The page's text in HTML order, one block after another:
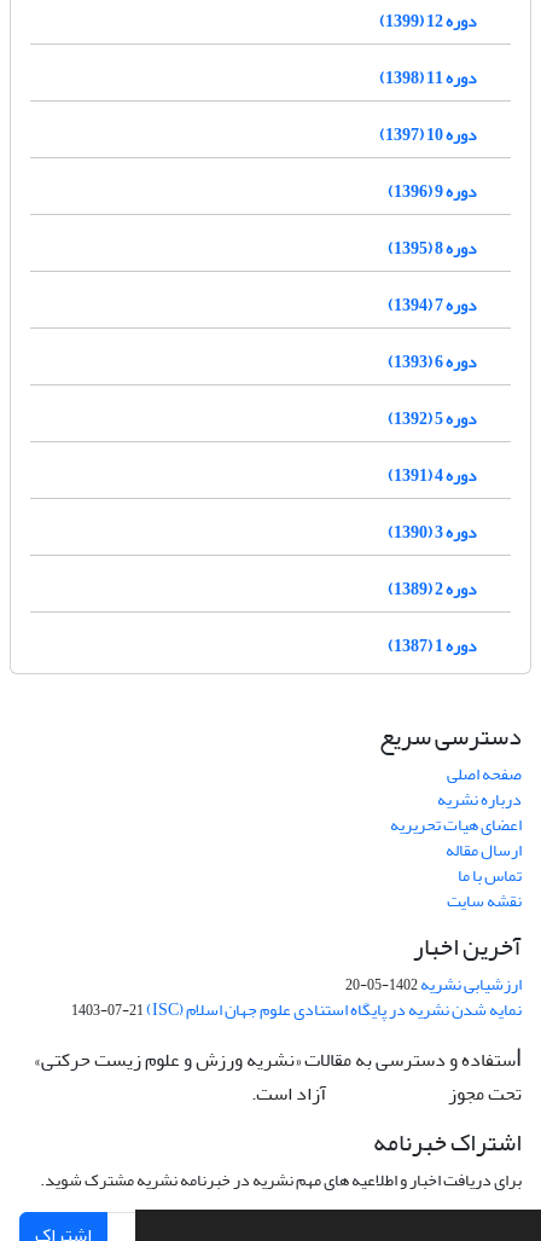
دوره 12 (1399)
دوره 11 (1398)
دوره 10 (1397)
دوره 9 (1396)
دوره 8 (1395)
دوره 7 (1394)
دوره 6 (1393)
دوره 5 (1392)
دوره 4 (1391)
دوره 3 (1390)
دوره 2 (1389)
دوره 1 (1387)
دسترسی سریع
صفحه اصلی
درباره نشریه
اعضای هیات تحریریه
ارسال مقاله
تماس با ما
نقشه سایت
آخرین اخبار
ارزشیابی نشریه1402-05-20
نمایه شدن نشریه در پایگاه استنادی علوم جهان اسلام (ISC) 1403-07-21
استفاده و دسترسی به مقالات «نشریه ورزش و علوم زیست حرکتی»
تحت مجوز
آزاد است.
اشتراک خبرنامه
برای دریافت اخبار و اطلاعیه های مهم نشریه در خبرنامه نشریه مشترک شوید.